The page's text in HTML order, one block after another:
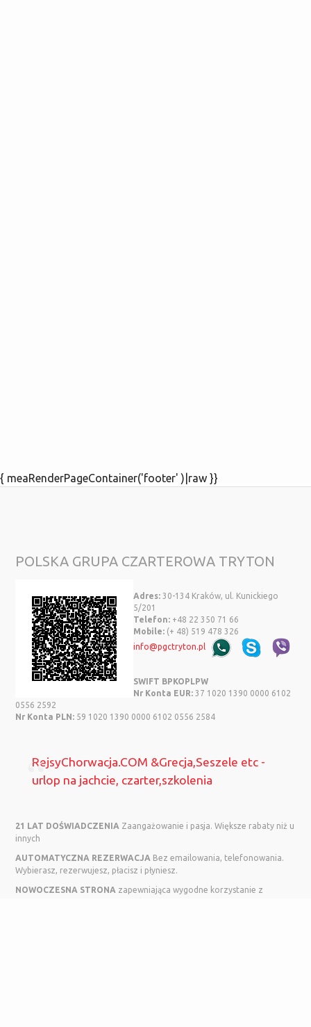
{ meaRenderPageContainer('footer' )|raw }}
POLSKA GRUPA CZARTEROWA TRYTON
Adres: 30-134 Kraków, ul. Kunickiego
5/201
Telefon: +48 22 350 71 66
Mobile: (+ 48) 519 478 326
info@pgctryton.pl
SWIFT BPKOPLPW
Nr Konta EUR: 37 1020 1390 0000 6102
0556 2592
Nr Konta PLN: 59 1020 1390 0000 6102 0556 2584
RejsyChorwacja.COM &Grecja,Seszele etc -
urlop na jachcie, czarter,szkolenia
21 LAT DOŚWIADCZENIA Zaangażowanie i pasja. Większe rabaty niż u
innych
AUTOMATYCZNA REZERWACJA Bez emailowania, telefonowania.
Wybierasz, rezerwujesz, płacisz i płyniesz.
NOWOCZESNA STRONA zapewniająca wygodne korzystanie z